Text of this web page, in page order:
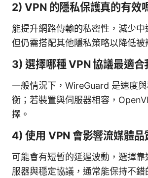
2) VPN 的隱私保護真的有效
能提升網路傳輸的私密性，減少中
但仍需搭配其他隱私策略以降低被
3) 選擇哪種 VPN 協議最適合
一般情況下，WireGuard 是速度
衡；若裝置與伺服器相容，
擇。
4) 使用 VPN 會影響流媒體品
可能會有短暫的延遲波動，選擇靠
服器與穩定協議，通常能保持不錯